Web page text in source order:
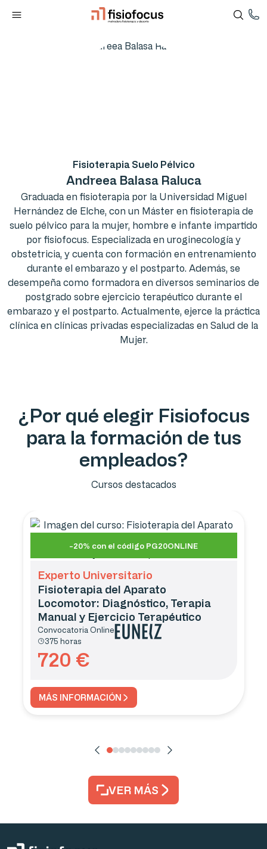
Fisioterapia Suelo Pélvico
Andreea Balasa Raluca
Graduada en fisioterapia por la Universidad Miguel
Hernández de Elche, con un Máster en fisioterapia de
suelo pélvico para la mujer, hombre e infante impartido
por fisiofocus. Especializada en uroginecología y
obstetricia, y cuenta con formación en entrenamiento
durante el embarazo y el postparto. Además, se
desempeña como formadora en diversos seminarios de
postgrado sobre ejercicio terapéutico durante el
embarazo y el postparto. Actualmente, ejerce la práctica
clínica en clínicas privadas especializadas en Salud de la
Mujer.
¿Por qué elegir Fisiofocus
para la formación de tus
empleados?
Cursos destacados
-20% con el código PG20ONLINE
Experto Universitario
Fisioterapia del Aparato
Locomotor: Diagnóstico, Terapia
Manual y Ejercicio Terapéutico
Convocatoria Online
375 horas
720 €
MÁS INFORMACIÓN
VER MÁS